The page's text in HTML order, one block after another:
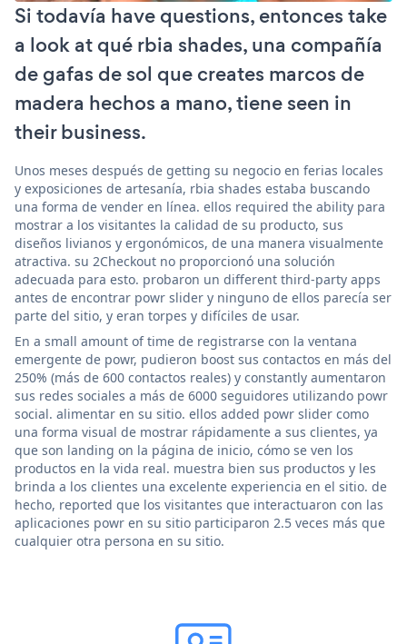
Si todavía have questions, entonces take
a look at qué rbia shades, una compañía
de gafas de sol que creates marcos de
madera hechos a mano, tiene seen in
their business.
Unos meses después de getting su negocio en ferias locales
y exposiciones de artesanía, rbia shades estaba buscando
una forma de vender en línea. ellos required the ability para
mostrar a los visitantes la calidad de su producto, sus
diseños livianos y ergonómicos, de una manera visualmente
atractiva. su 2Checkout no proporcionó una solución
adecuada para esto. probaron un different third-party apps
antes de encontrar powr slider y ninguno de ellos parecía ser
parte del sitio, y eran torpes y difíciles de usar.
En a small amount of time de registrarse con la ventana
emergente de powr, pudieron boost sus contactos en más del
250% (más de 600 contactos reales) y constantly aumentaron
sus redes sociales a más de 6000 seguidores utilizando powr
social. alimentar en su sitio. ellos added powr slider como
una forma visual de mostrar rápidamente a sus clientes, ya
que son landing on la página de inicio, cómo se ven los
productos en la vida real. muestra bien sus productos y les
brinda a los clientes una excelente experiencia en el sitio. de
hecho, reported que los visitantes que interactuaron con las
aplicaciones powr en su sitio participaron 2.5 veces más que
cualquier otra persona en su sitio.